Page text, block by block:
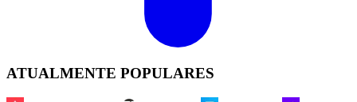
ATUALMENTE POPULARES